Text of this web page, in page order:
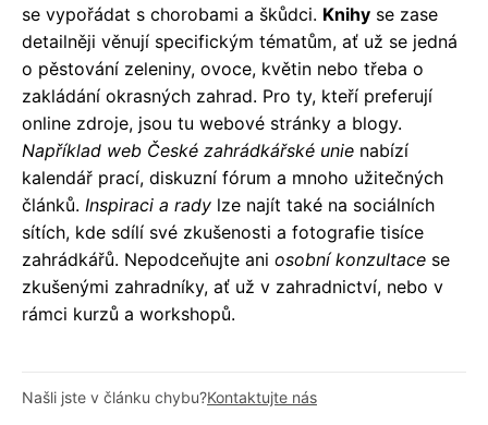
se vypořádat s chorobami a škůdci. Knihy se zase
detailněji věnují specifickým tématům, ať už se jedná
o pěstování zeleniny, ovoce, květin nebo třeba o
zakládání okrasných zahrad. Pro ty, kteří preferují
online zdroje, jsou tu webové stránky a blogy.
Například web České zahrádkářské unie nabízí
kalendář prací, diskuzní fórum a mnoho užitečných
článků. Inspiraci a rady lze najít také na sociálních
sítích, kde sdílí své zkušenosti a fotografie tisíce
zahrádkářů. Nepodceňujte ani osobní konzultace se
zkušenými zahradníky, ať už v zahradnictví, nebo v
rámci kurzů a workshopů.
Našli jste v článku chybu?Kontaktujte nás